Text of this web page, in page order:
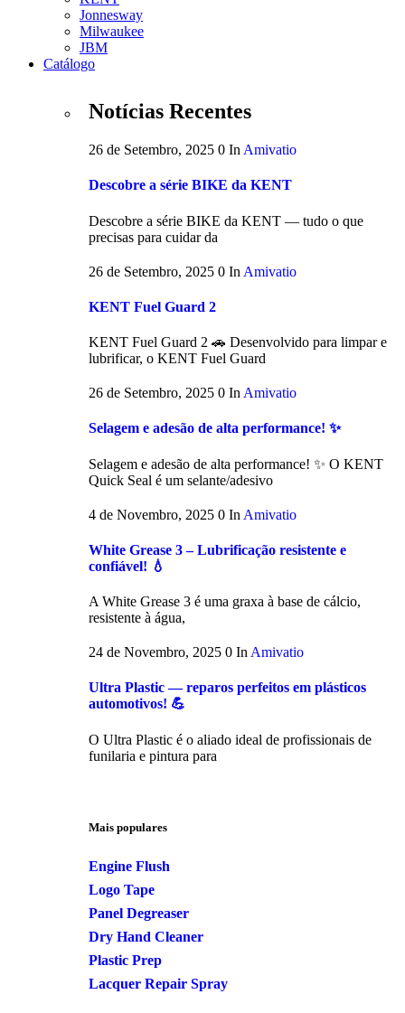
Jonnesway
Milwaukee
JBM
Catálogo
Notícias Recentes
26 de Setembro, 2025 0 In Amivatio
Descobre a série BIKE da KENT
Descobre a série BIKE da KENT — tudo o que
precisas para cuidar da
26 de Setembro, 2025 0 In Amivatio
KENT Fuel Guard 2
KENT Fuel Guard 2 🚗 Desenvolvido para limpar e
lubrificar, o KENT Fuel Guard
26 de Setembro, 2025 0 In Amivatio
Selagem e adesão de alta performance! ✨
Selagem e adesão de alta performance! ✨ O KENT
Quick Seal é um selante/adesivo
4 de Novembro, 2025 0 In Amivatio
White Grease 3 – Lubrificação resistente e
confiável! 💧
A White Grease 3 é uma graxa à base de cálcio,
resistente à água,
24 de Novembro, 2025 0 In Amivatio
Ultra Plastic — reparos perfeitos em plásticos
automotivos! 💪
O Ultra Plastic é o aliado ideal de profissionais de
funilaria e pintura para
Mais populares
Engine Flush
Logo Tape
Panel Degreaser
Dry Hand Cleaner
Plastic Prep
Lacquer Repair Spray